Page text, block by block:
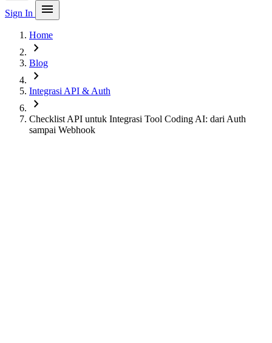
Sign In menu
Home
chevron_right
Blog
chevron_right
Integrasi API & Auth
chevron_right
Checklist API untuk Integrasi Tool Coding AI: dari Auth
sampai Webhook